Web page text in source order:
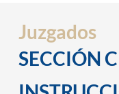
Juzgados
SECCIÓN